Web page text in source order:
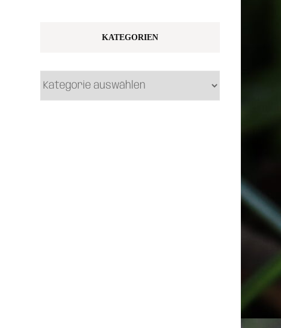
KATEGORIEN
Kategorien